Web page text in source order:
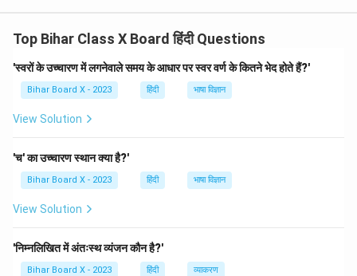
‘उगल देना’ का अर्थ होता है— किसी छिपी हुई बात को खोल देना।
इसलिए सही उत्तर है ‘गुप्त बात प्रकट करना’।
Top Bihar Class X Board हिंदी Questions
'स्वरों के उच्चारण में लगनेवाले समय के आधार पर स्वर वर्ण के कितने भेद होते हैं?'
Bihar Board X - 2023 हिंदी भाषा विज्ञान
View Solution
'च' का उच्चारण स्थान क्या है?'
Bihar Board X - 2023 हिंदी भाषा विज्ञान
View Solution
'निम्नलिखित में अंतःस्थ व्यंजन कौन है?'
Bihar Board X - 2023 हिंदी व्याकरण